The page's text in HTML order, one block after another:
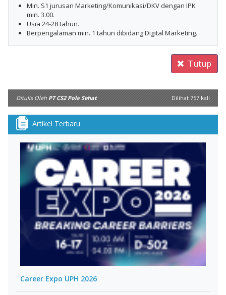
Min. S1 jurusan Marketing/Komunikasi/DKV dengan IPK
min. 3.00.
Usia 24-28 tahun.
Berpengalaman min. 1 tahun dibidang Digital Marketing.
Tutup
Ditulis Oleh PT CS2 Pola Sehat Dilihat 757 kali
Artikel Terbaru
Career Expo UPH 2026